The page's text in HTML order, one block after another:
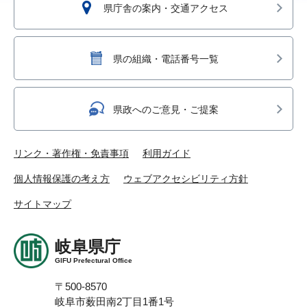
県庁舎の案内・交通アクセス
県の組織・電話番号一覧
県政へのご意見・ご提案
リンク・著作権・免責事項 利用ガイド
個人情報保護の考え方 ウェブアクセシビリティ方針
サイトマップ
岐阜県庁
GIFU Prefectural Office
〒500-8570
岐阜市薮田南2丁目1番1号